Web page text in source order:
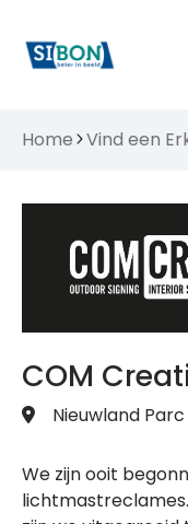
Home Vind een
COM
Nieuwland
We zijn ooit